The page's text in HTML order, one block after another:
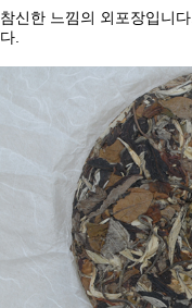
참신한 느낌의 외포장입니다
다